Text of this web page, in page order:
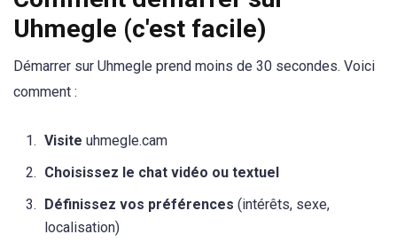
Uhmegle (c'est facile)
Démarrer sur Uhmegle prend moins de 30 secondes. Voici
comment :
Visite uhmegle.cam
Choisissez le chat vidéo ou textuel
Définissez vos préférences (intérêts, sexe,
localisation)